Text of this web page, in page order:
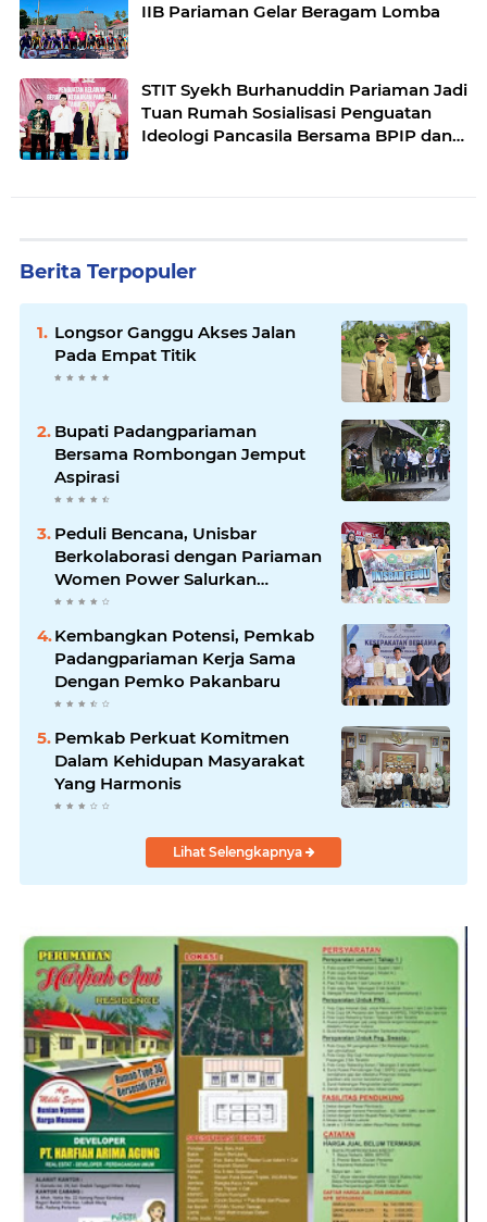
IIB Pariaman Gelar Beragam Lomba
STIT Syekh Burhanuddin Pariaman Jadi
Tuan Rumah Sosialisasi Penguatan
Ideologi Pancasila Bersama BPIP dan
Berita Terpopuler
Longsor Ganggu Akses Jalan
Pada Empat Titik
Bupati Padangpariaman
Bersama Rombongan Jemput
Aspirasi
Peduli Bencana, Unisbar
Berkolaborasi dengan Pariaman
Women Power Salurkan
Bantuan untuk Korban Banjir di
Padang
Kembangkan Potensi, Pemkab
Padangpariaman Kerja Sama
Dengan Pemko Pakanbaru
Pemkab Perkuat Komitmen
Dalam Kehidupan Masyarakat
Yang Harmonis
Lihat Selengkapnya